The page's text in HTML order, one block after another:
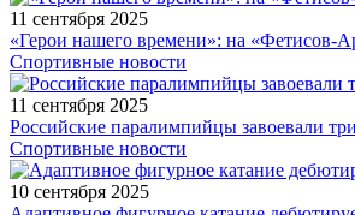
11 сентября 2025
«Герои нашего времени»: на «Фетисов-
Спортивные новости
11 сентября 2025
Российские паралимпийцы завоевали
Спортивные новости
10 сентября 2025